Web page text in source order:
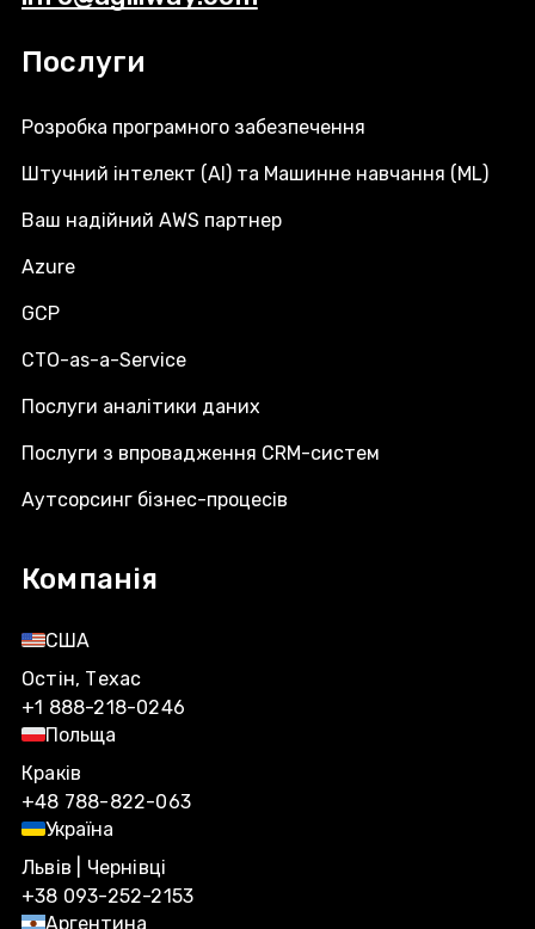
Послуги
Розробка програмного забезпечення
Штучний інтелект (AI) та Машинне навчання (ML)
Ваш надійний AWS партнер
Azure
GCP
CTO-as-a-Service
Послуги аналітики даних
Послуги з впровадження CRM-систем
Аутсорсинг бізнес-процесів
Компанія
США
Остін, Техас
+1 888-218-0246
Польща
Краків
+48 788-822-063
Україна
Львів | Чернівці
+38 093-252-2153
Аргентина